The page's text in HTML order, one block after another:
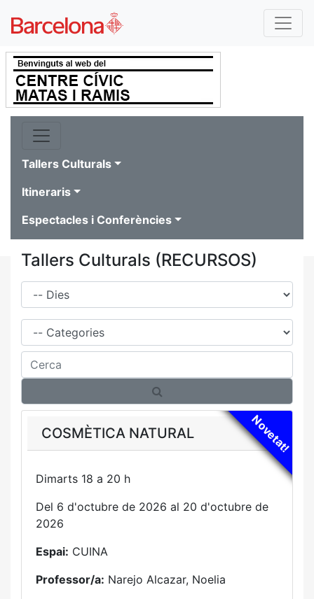
Tallers Culturals
Itineraris
Espectacles i Conferències
Tallers Culturals (RECURSOS)
Dies
Família
Cerca
Novetat!
COSMÈTICA NATURAL
Dimarts 18 a 20 h
Del 6 d'octubre de 2026 al 20 d'octubre de
2026
Espai: CUINA
Professor/a: Narejo Alcazar, Noelia